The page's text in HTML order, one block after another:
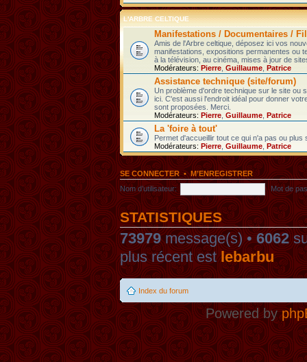
L'ARBRE CELTIQUE
Manifestations / Documentaires /
Amis de l'Arbre celtique, déposez ici vos
manifestations, expositions permanentes ou
à la télévision, au cinéma, mises à jour de
Modérateurs: Pierre Guillaume Patrice
Assistance technique (site/forum)
Un problème d'ordre technique sur le site ou
ici. C'est aussi l'endroit idéal pour donner
sont proposées. Merci.
Modérateurs: Pierre Guillaume Patrice
La 'foire à tout'
Permet d'accueillir tout ce qui n'a pas ou
Modérateurs: Pierre Guillaume Patrice
SE CONNECTER•M’ENREGISTRER
Nom d’utilisateur:
Mot de
STATISTIQUES
73979message(s) •6062
plus récent estlebarbu
Index du forum
Powered by